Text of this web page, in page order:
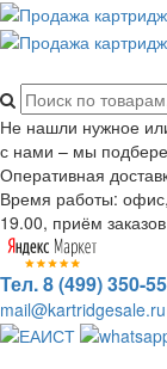
Не нашли нужное
с нами – мы
Оперативная
Время работы:
19.00, приём
Тел. 8 (499) 350-
mail@kartridgesale.ru